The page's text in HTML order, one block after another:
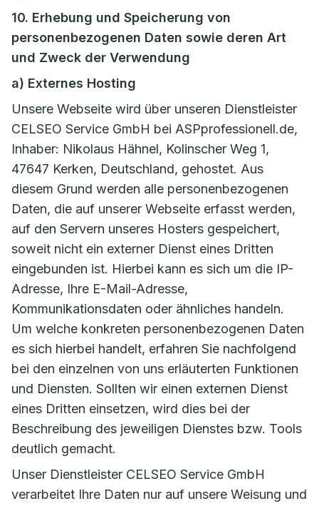
10. Erhebung und Speicherung von
personenbezogenen Daten sowie deren Art
und Zweck der Verwendung
a) Externes Hosting
Unsere Webseite wird über unseren Dienstleister
CELSEO Service GmbH bei ASPprofessionell.de,
Inhaber: Nikolaus Hähnel, Kolinscher Weg 1,
47647 Kerken, Deutschland, gehostet. Aus
diesem Grund werden alle personenbezogenen
Daten, die auf unserer Webseite erfasst werden,
auf den Servern unseres Hosters gespeichert,
soweit nicht ein externer Dienst eines Dritten
eingebunden ist. Hierbei kann es sich um die IP-
Adresse, Ihre E-Mail-Adresse,
Kommunikationsdaten oder ähnliches handeln.
Um welche konkreten personenbezogenen Daten
es sich hierbei handelt, erfahren Sie nachfolgend
bei den einzelnen von uns erläuterten Funktionen
und Diensten. Sollten wir einen externen Dienst
eines Dritten einsetzen, wird dies bei der
Beschreibung des jeweiligen Dienstes bzw. Tools
deutlich gemacht.
Unser Dienstleister CELSEO Service GmbH
verarbeitet Ihre Daten nur auf unsere Weisung und